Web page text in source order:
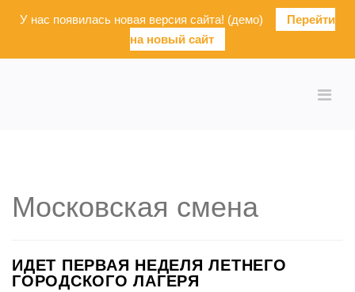
У нас появилась новая версия сайта! (демо)
Перейти
на новый сайт
Московская смена
ИДЕТ ПЕРВАЯ НЕДЕЛЯ ЛЕТНЕГО
ГОРОДСКОГО ЛАГЕРЯ